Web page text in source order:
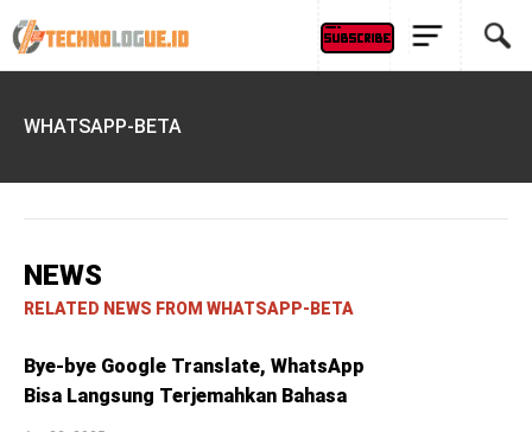
WHATSAPP-BETA
NEWS
RELATED NEWS FROM WHATSAPP-BETA
Bye-bye Google Translate, WhatsApp
Bisa Langsung Terjemahkan Bahasa